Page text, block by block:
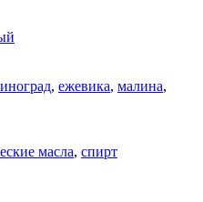
, ежевика, малина,
масла, спирт